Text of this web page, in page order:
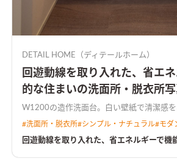
DETAIL HOME（ディテールホーム）
回遊動線を取り入れた、省エ
的な住まいの洗面所・脱衣所
W1200の造作洗面台。白い壁紙で清潔感
#洗面所・脱衣所#シンプル・ナチュラル#モダ
回遊動線を取り入れた、省エネルギーで機